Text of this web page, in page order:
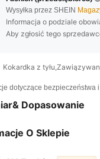
Wysyłka przez SHEIN
Informacja o podziale
Aby zgłosić tego
Kokardka z
dotyczące bezpieczeństwa
Dopasowanie
O Sklepie